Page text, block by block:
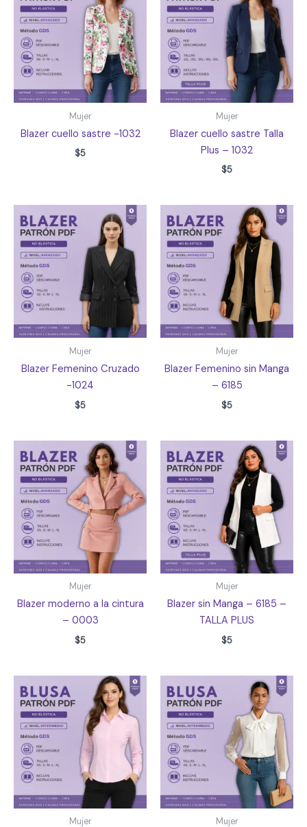
Mujer
Blazer cuello sastre -1032
$5
Mujer
Blazer cuello sastre Talla
Plus – 1032
$5
Mujer
Blazer Femenino Cruzado
-1024
$5
Mujer
Blazer Femenino sin Manga
– 6185
$5
Mujer
Blazer moderno a la cintura
– 0003
$5
Mujer
Blazer sin Manga – 6185 –
TALLA PLUS
$5
Mujer Mujer